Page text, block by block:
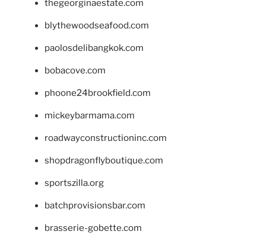
thegeorginaestate.com
blythewoodseafood.com
paolosdelibangkok.com
bobacove.com
phoone24brookfield.com
mickeybarmama.com
roadwayconstructioninc.com
shopdragonflyboutique.com
sportszilla.org
batchprovisionsbar.com
brasserie-gobette.com